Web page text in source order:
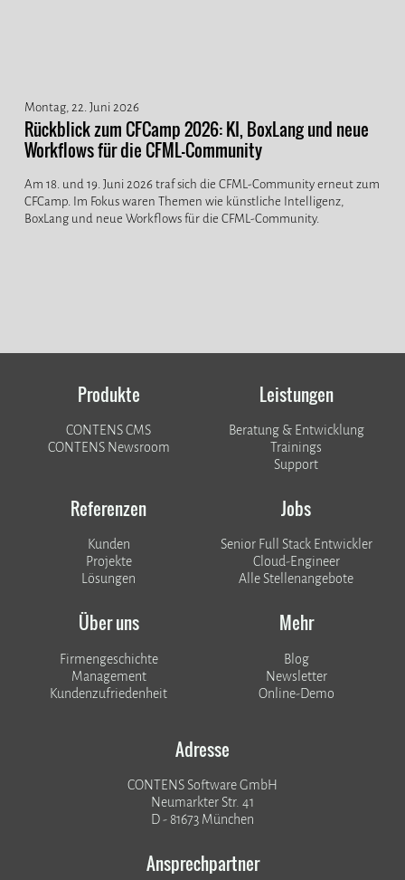
Montag, 22. Juni 2026
Rückblick zum CFCamp 2026: KI, BoxLang und neue
Workflows für die CFML-Community
Am 18. und 19. Juni 2026 traf sich die CFML-Community erneut zum
CFCamp. Im Fokus waren Themen wie künstliche Intelligenz,
BoxLang und neue Workflows für die CFML-Community.
Produkte
CONTENS CMS
CONTENS Newsroom
Leistungen
Beratung & Entwicklung
Trainings
Support
Referenzen
Kunden
​​​​​​​Projekte
Lösungen
Jobs
Senior Full Stack Entwickler
Cloud-Engineer
Alle Stellenangebote
Über uns
Firmengeschichte
Management
Kundenzufriedenheit
Mehr
Blog
Newsletter
Online-Demo
Adresse
CONTENS Software GmbH
Neumarkter Str. 41
D - 81673 München
Ansprechpartner